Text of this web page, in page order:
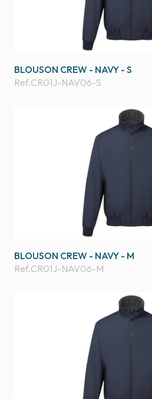
BLOUSON CREW - NAVY - S
Ref.CR01J-NAV06-S
BLOUSON CREW - NAVY - M
Ref.CR01J-NAV06-M